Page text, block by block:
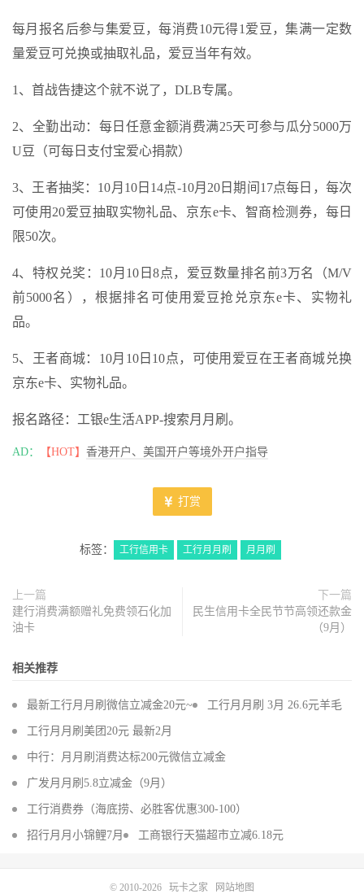
每月报名后参与集爱豆，每消费10元得1爱豆，集满一定数
量爱豆可兑换或抽取礼品，爱豆当年有效。
1、首战告捷这个就不说了，DLB专属。
2、全勤出动：每日任意金额消费满25天可参与瓜分5000万
U豆（可每日支付宝爱心捐款）
3、王者抽奖：10月10日14点-10月20日期间17点每日，每次
可使用20爱豆抽取实物礼品、京东e卡、智商检测券，每日
限50次。
4、特权兑奖：10月10日8点，爱豆数量排名前3万名（M/V
前5000名），根据排名可使用爱豆抢兑京东e卡、实物礼
品。
5、王者商城：10月10日10点，可使用爱豆在王者商城兑换
京东e卡、实物礼品。
报名路径：工银e生活APP-搜索月月刷。
AD： 【HOT】 香港开户、美国开户等境外开户指导
打赏
标签： 工行信用卡 工行月月刷 月月刷
上一篇
建行消费满额赠礼免费领石化加
油卡
下一篇
民生信用卡全民节节高领还款金
（9月）
相关推荐
最新工行月月刷微信立减金20元~ 工行月月刷 3月 26.6元羊毛
工行月月刷美团20元 最新2月
中行：月月刷消费达标200元微信立减金
广发月月刷5.8立减金（9月）
工行消费券（海底捞、必胜客优惠300-100）
招行月月小锦鲤7月 工商银行天猫超市立减6.18元
© 2010-2026 玩卡之家 网站地图